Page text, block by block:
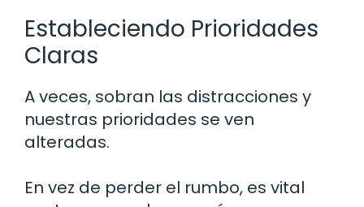
Estableciendo Prioridades
Claras
A veces, sobran las distracciones y
nuestras prioridades se ven
alteradas.
En vez de perder el rumbo, es vital